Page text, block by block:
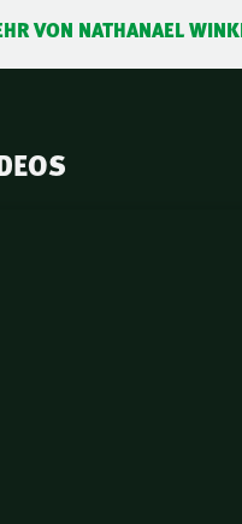
VON NATHANAEL